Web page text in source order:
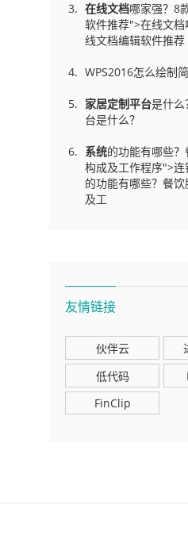
在线文档哪家强？8
软件推荐">在线文
线文档编辑软件推荐
WPS2016怎么绘制
家居定制平台是什
台是什么？
系统的功能有哪些
构成及工作程序">
的功能有哪些？餐
及工
友情链接
伙伴云
低代码
FinClip